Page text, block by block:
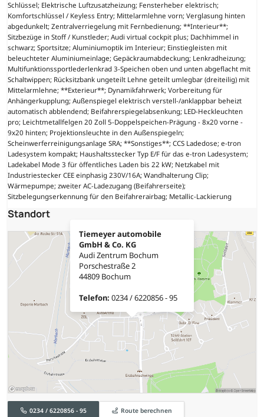
Schlüssel; Elektrische Luftzusatzheizung; Fensterheber elektrisch;
Komfortschlüssel / Keyless Entry; Mittelarmlehne vorn; Verglasung hinten
abgedunkelt; Zentralverriegelung mit Fernbedienung; **Interieur**;
Sitzbezüge in Stoff / Kunstleder; Audi virtual cockpit plus; Dachhimmel in
schwarz; Sportsitze; Aluminiumoptik im Interieur; Einstiegleisten mit
beleuchteter Aluminiumeinlage; Gepäckraumabdeckung; Lenkradheizung;
Multifunktionssportlederlenkrad 3-Speichen oben und unten abgeflacht mit
Schaltwippen; Rücksitzbank ungeteilt Lehne geteilt umlegbar (dreiteilig) mit
Mittelarmlehne; **Exterieur**; Dynamikfahrwerk; Vorbereitung für
Anhängerkupplung; Außenspiegel elektrisch verstell-/anklappbar beheizt
automatisch abblendend; Beifahrerspiegelabsenkung; LED-Heckleuchten
pro; Leichtmetallfelgen 20 Zoll 5-Doppelspeichen-Prägung - 8x20 vorne -
9x20 hinten; Projektionsleuchte in den Außenspiegeln;
Scheinwerferreinigungsanlage SRA; **Sonstiges**; CCS Ladedose; e-tron
Ladesystem kompakt; Haushaltsstecker Typ E/F für das e-tron Ladesystem;
Ladekabel Mode 3 für öffentliches Laden bis 22 kW; Netzkabel mit
Industriestecker CEE einphasig 230V/16A; Wandhalterung Clip;
Wärmepumpe; zweiter AC-Ladezugang (Beifahrerseite);
Sitzbelegungserkennung für den Beifahrerairbag; Metallic-Lackierung
Standort
Tiemeyer automobile
GmbH & Co. KG
Audi Zentrum Bochum
Porschestraße 2
44809 Bochum
Telefon: 0234 / 6220856 - 95
0234 / 6220856 - 95 Route berechnen